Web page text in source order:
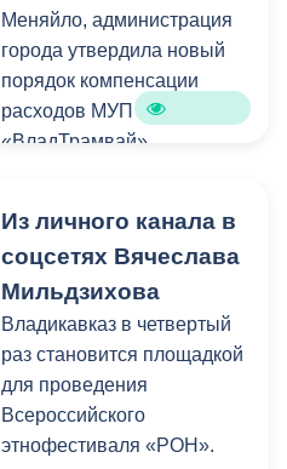
преобразования
набережной Терека как
главной прогулочной зоны
Владикавказа.
Колхидова и руководителя
Северо-Осетинского
отделения студенческих
отрядов Олега Габараева
и всех неравнодушных
гуманитарной помощи для
бойцов.
Мой канал в Макс.
Меняйло, администрация
города утвердила новый
порядок компенсации
расходов МУП
«ВладТрамвай».
проездной, необходимо
сдать фотографию 3×4 в
администрацию своей
школы. Проездной будет
действовать до конца
календарного года.
Пользоваться проездным
удостоверением может
Из личного канала в
соцсетях Вячеслава
Мильдзихова
Владикавказ в четвертый
раз становится площадкой
для проведения
Всероссийского
этнофестиваля «РОН».